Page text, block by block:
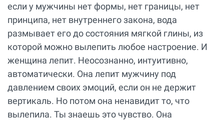
если у мужчины нет формы, нет границы, нет
принципа, нет внутреннего закона, вода
размывает его до состояния мягкой глины, из
которой можно вылепить любое настроение. И
женщина лепит. Неосознанно, интуитивно,
автоматически. Она лепит мужчину под
давлением своих эмоций, если он не держит
вертикаль. Но потом она ненавидит то, что
вылепила. Ты знаешь это чувство. Она